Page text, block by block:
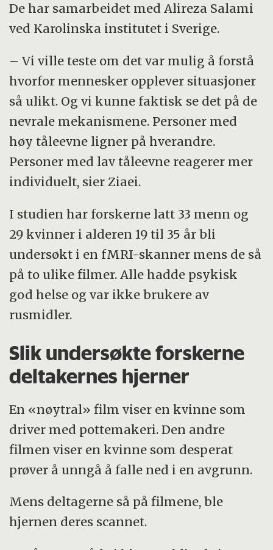
De har samarbeidet med Alireza Salami
ved Karolinska institutet i Sverige.
– Vi ville teste om det var mulig å forstå
hvorfor mennesker opplever situasjoner
så ulikt. Og vi kunne faktisk se det på de
nevrale mekanismene. Personer med
høy tåleevne ligner på hverandre.
Personer med lav tåleevne reagerer mer
individuelt, sier Ziaei.
I studien har forskerne latt 33 menn og
29 kvinner i alderen 19 til 35 år bli
undersøkt i en fMRI-skanner mens de så
på to ulike filmer. Alle hadde psykisk
god helse og var ikke brukere av
rusmidler.
Slik undersøkte forskerne
deltakernes hjerner
En «nøytral» film viser en kvinne som
driver med pottemakeri. Den andre
filmen viser en kvinne som desperat
prøver å unngå å falle ned i en avgrunn.
Mens deltagerne så på filmene, ble
hjernen deres scannet.